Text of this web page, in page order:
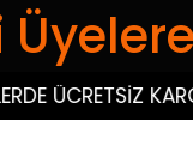
ÜCRETSİZ KARGO!